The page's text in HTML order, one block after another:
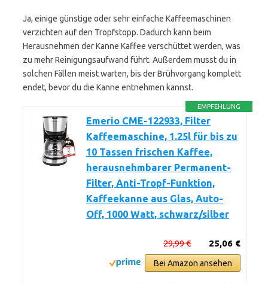
Ja, einige günstige oder sehr einfache Kaffeemaschinen
verzichten auf den Tropfstopp. Dadurch kann beim
Herausnehmen der Kanne Kaffee verschüttet werden, was
zu mehr Reinigungsaufwand führt. Außerdem musst du in
solchen Fällen meist warten, bis der Brühvorgang komplett
endet, bevor du die Kanne entnehmen kannst.
EMPFEHLUNG
Emerio CME-122933, Filter
Kaffeemaschine, 1.25l für bis zu
10 Tassen frischen Kaffee,
herausnehmbarer Permanent-
Filter, Anti-Tropf-Funktion,
Kaffeekanne aus Glas, Auto-
Off, 1000 Watt, schwarz/silber
25,06 €
29,99 €
Bei Amazon ansehen